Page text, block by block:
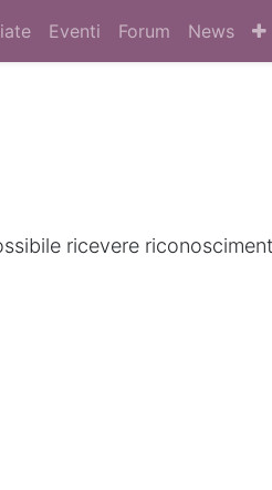
Eventi Forum News
ricevere